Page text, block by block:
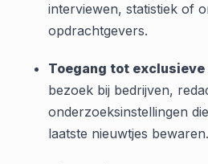
interviewen, statistiek of
opdrachtgevers.
Toegang tot
bezoek bij bedrijven,
onderzoeksinstellingen
laatste nieuwtjes bewaren.